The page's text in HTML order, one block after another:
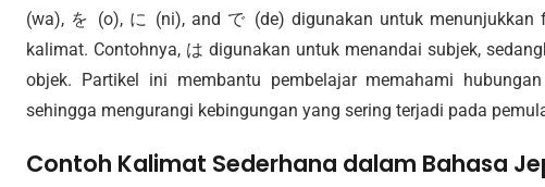
(wa), を (o), に (ni), and で (de) digunakan untuk menunjukkan
kalimat. Contohnya, は digunakan untuk menandai subjek,
objek. Partikel ini membantu pembelajar memahami
sehingga mengurangi kebingungan yang sering terjadi pada
Contoh Kalimat Sederhana dalam Bahasa